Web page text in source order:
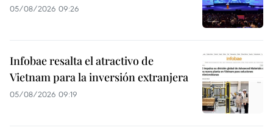
05/08/2026 09:26
Infobae resalta el atractivo de
Vietnam para la inversión extranjera
05/08/2026 09:19